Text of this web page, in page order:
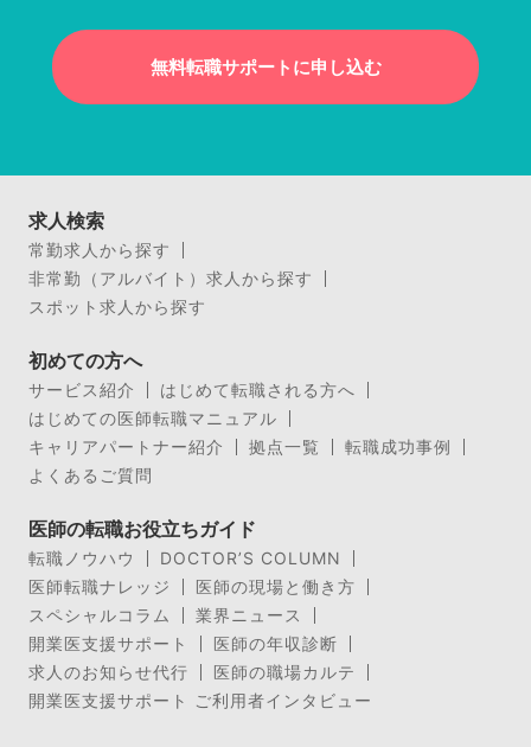
無料転職サポートに申し込む
求人検索
常勤求人から探す
非常勤（アルバイト）求人から探す
スポット求人から探す
初めての方へ
サービス紹介
はじめて転職される方へ
はじめての医師転職マニュアル
キャリアパートナー紹介
拠点一覧
転職成功事例
よくあるご質問
医師の転職お役立ちガイド
転職ノウハウ
DOCTOR’S COLUMN
医師転職ナレッジ
医師の現場と働き方
スペシャルコラム
業界ニュース
開業医支援サポート
医師の年収診断
求人のお知らせ代行
医師の職場カルテ
開業医支援サポート ご利用者インタビュー